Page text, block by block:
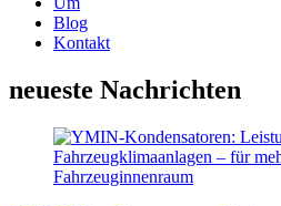
Blog
Kontakt
neueste Nachrichten